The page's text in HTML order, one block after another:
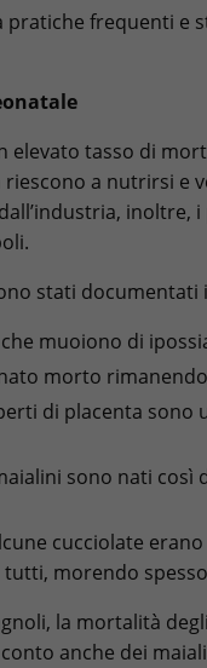
pratiche frequenti e
elevato tasso di
a nutrirsi e
stati
muoiono di
morto
di placenta sono
sono nati
cucciolate
morendo
la mortalità
anche dei